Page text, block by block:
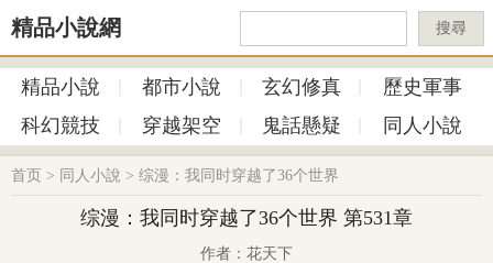
精品小說網 搜尋
精品小說 都市小說 玄幻修真
歷史軍事
科幻競技
穿越架空 鬼話懸疑 同人小說
首页 > 同人小說 > 综漫：我同时穿越了36个世界
综漫：我同时穿越了36个世界 第531章
作者：花天下